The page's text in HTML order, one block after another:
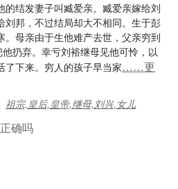
的结发妻子叫臧爱亲。臧爱亲嫁给刘
刘邦，不过结局却大不相同。生于彭
。母亲由于生他难产去世，父亲穷到
他扔弃。幸亏刘裕继母见他可怜，以
了下来。穷人的孩子早当家……更
祖宗,皇后,皇帝,继母,刘兴,女儿